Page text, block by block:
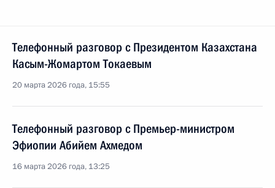
Телефонный разговор с Президентом Казахстана
Касым-Жомартом Токаевым
20 марта 2026 года, 15:55
Телефонный разговор с Премьер-министром
Эфиопии Абийем Ахмедом
16 марта 2026 года, 13:25